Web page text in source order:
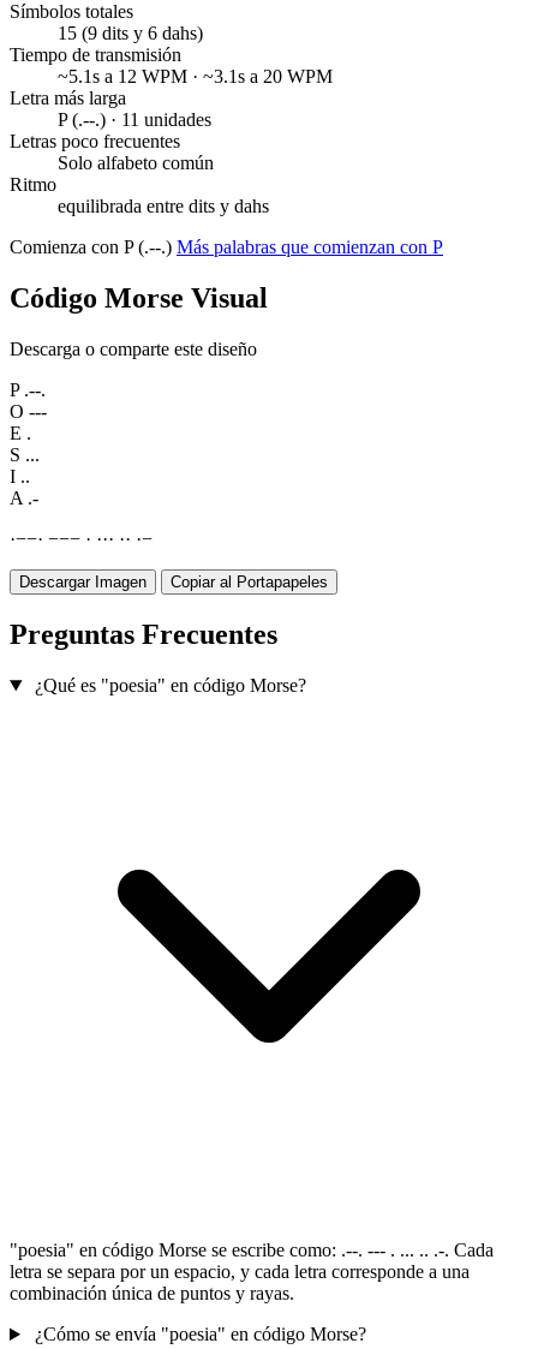
Símbolos totales
15 (9 dits y 6 dahs)
Tiempo de transmisión
~5.1s a 12 WPM · ~3.1s a 20 WPM
Letra más larga
P (.--.) · 11 unidades
Letras poco frecuentes
Solo alfabeto común
Ritmo
equilibrada entre dits y dahs
Comienza con P (.--.) Más palabras que comienzan con P
Código Morse Visual
Descarga o comparte este diseño
P .--.
O ---
E .
S ...
I ..
A .-
·−−· −−− · ··· ·· ·−
Descargar Imagen Copiar al Portapapeles
Preguntas Frecuentes
¿Qué es "poesia" en código Morse?
"poesia" en código Morse se escribe como: .--. --- . ... .. .-. Cada
letra se separa por un espacio, y cada letra corresponde a una
combinación única de puntos y rayas.
¿Cómo se envía "poesia" en código Morse?